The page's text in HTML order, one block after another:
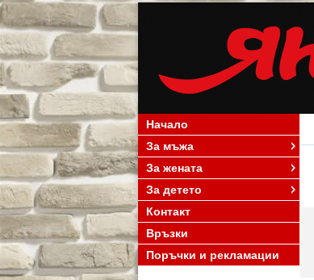
Начало
За мъжа
За жената
За детето
Контакт
Връзки
Поръчки и рекламации